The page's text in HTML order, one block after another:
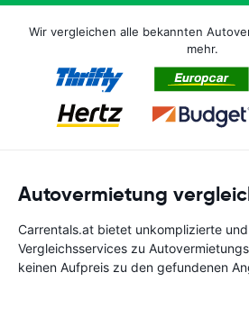
Wir vergleichen alle bekannten
mehr.
Autovermietung
Carrentals.at bietet unkomplizierte
Vergleichsservices zu
keinen Aufpreis zu den gefundenen